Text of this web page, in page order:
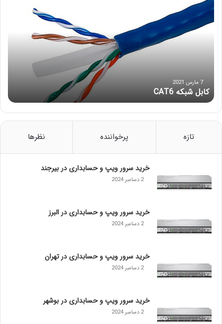
ا
ب
T
6
7 مارس 2021
کابل شبکه CAT6
تازه پرخواننده نظرها
خرید سرور ویپ و حسابداری در بیرجند
2 دسامبر 2024
خرید سرور ویپ و حسابداری در البرز
2 دسامبر 2024
خرید سرور ویپ و حسابداری در تهران
2 دسامبر 2024
خرید سرور ویپ و حسابداری در بوشهر
2 دسامبر 2024